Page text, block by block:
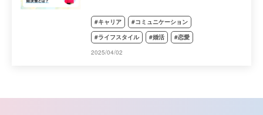
#キャリア
#コミュニケーション
#ライフスタイル
#婚活
#恋愛
2025/04/02